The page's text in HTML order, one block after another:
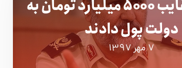
سربازان غایب ۵۰۰۰ میلیارد تومان به
دولت پول دادند
۷ مهر ۱۳۹۷